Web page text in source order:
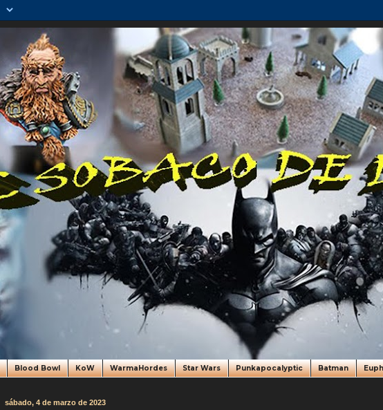
Blood Bowl KoW WarmaHordes Star Wars Punkapocalyptic Batman
sábado, 4 de marzo de 2023